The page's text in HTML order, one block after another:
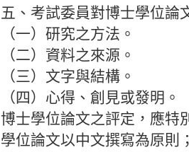
五、考試委員對博士學位論
（一）研究之方法。
（二）資料之來源。
（三）文字與結構。
（四）心得、創見或發明。
博士學位論文之評定，應特
學位論文以中文撰寫為原則